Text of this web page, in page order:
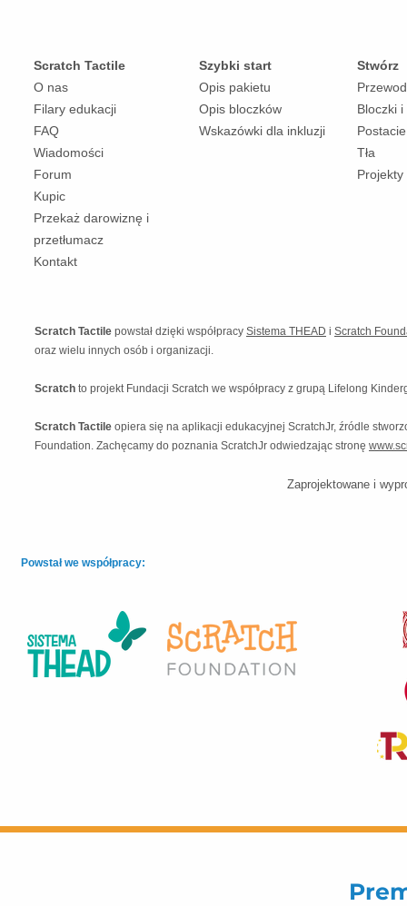
Scratch Tactile
O nas
Filary edukacji
FAQ
Wiadomości
Forum
Kupic
Przekaż darowiznę i
przetłumacz
Kontakt
Szybki start
Opis pakietu
Opis bloczków
Wskazówki dla inkluzji
Stwórz
Bloczki
Postacie
Tła
Projekty
Scratch Tactile powstał dzięki współpracy Sistema THEAD i Scratch
oraz wielu innych osób i organizacji.
Scratch to projekt Fundacji Scratch we współpracy z grupą Lifelong
Scratch Tactile opiera się na aplikacji edukacyjnej ScratchJr, źródle
Foundation. Zachęcamy do poznania ScratchJr odwiedzając stronę
Zaprojektowane i
Powstał we współpracy: